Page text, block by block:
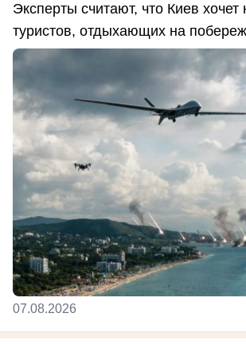
Эксперты считают, что Киев хочет
туристов, отдыхающих на
07.08.2026